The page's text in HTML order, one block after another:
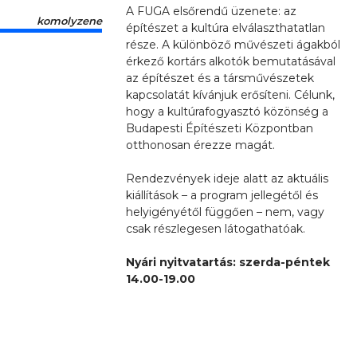
komolyzene
A FUGA elsőrendű üzenete: az
építészet a kultúra elválaszthatatlan
része. A különböző művészeti ágakból
érkező kortárs alkotók bemutatásával
az építészet és a társművészetek
kapcsolatát kívánjuk erősíteni. Célunk,
hogy a kultúrafogyasztó közönség a
Budapesti Építészeti Központban
otthonosan érezze magát.
Rendezvények ideje alatt az aktuális
kiállítások – a program jellegétől és
helyigényétől függően – nem, vagy
csak részlegesen látogathatóak.
Nyári nyitvatartás: szerda-péntek
14.00-19.00